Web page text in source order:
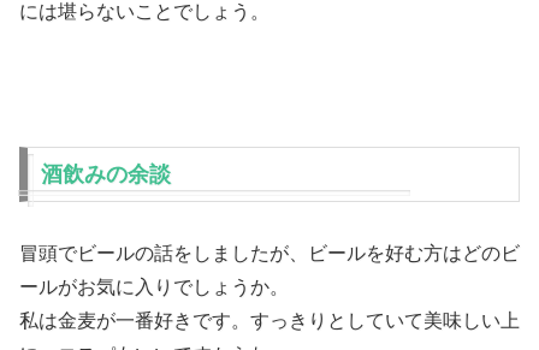
には堪らないことでしょう。
酒飲みの余談
冒頭でビールの話をしましたが、ビールを好む方はどのビ
ールがお気に入りでしょうか。
私は金麦が一番好きです。すっきりとしていて美味しい上